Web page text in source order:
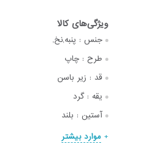
جنس : پنبه,نخ,
طرح : چاپ
قد : زیر باسن
یقه : گرد
آستین : بلند
موارد بیشتر